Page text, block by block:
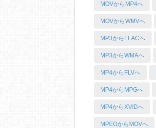
MOVからMP4へ
MOVからWMVへ
MP3からFLACへ
MP3からWMAへ
MP4からFLVへ
MP4からMPGへ
MP4からXVIDへ
MPEGからMOVへ